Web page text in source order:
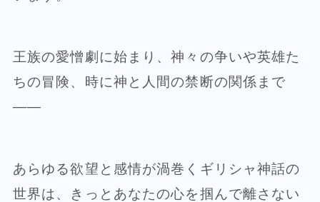
王族の愛憎劇に始まり、神々の争いや英雄た
ちの冒険、時に神と人間の禁断の関係まで
——
あらゆる欲望と感情が渦巻くギリシャ神話の
世界は、きっとあなたの心を掴んで離さない